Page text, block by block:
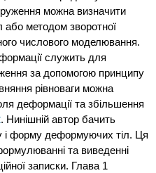
можна визначити
або методом зворотної
числового моделювання.
служить для
за допомогою принципу
рівноваги можна
деформації та збільшення
. Нинішній автор бачить
і форму деформуючих тіл. Ця
та виведенні
записки. Глава 1